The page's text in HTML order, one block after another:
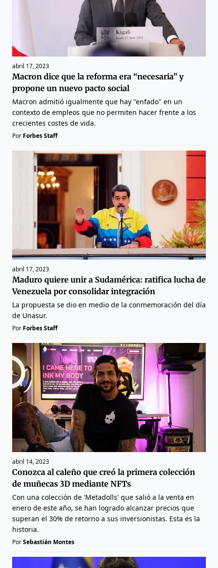
abril 17, 2023
Macron dice que la reforma era “necesaria” y
propone un nuevo pacto social
Macron admitió igualmente que hay "enfado" en un
contexto de empleos que no permiten hacer frente a los
crecientes costes de vida.
Por Forbes Staff
abril 17, 2023
Maduro quiere unir a Sudamérica: ratifica lucha de
Venezuela por consolidar integración
La propuesta se dio en medio de la conmemoración del día
de Unasur.
Por Forbes Staff
abril 14, 2023
Conozca al caleño que creó la primera colección
de muñecas 3D mediante NFTs
Con una colección de 'Metadolls' que salió a la venta en
enero de este año, se han logrado alcanzar precios que
superan el 30% de retorno a sus inversionistas. Esta es la
historia.
PorSebastián Montes